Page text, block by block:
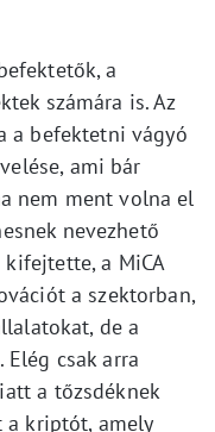
a
számára is. Az
a befektetni vágyó
ami bár
nem ment volna el
nevezhető
a MiCA
a szektorban,
de a
csak arra
a tőzsdéknek
a kriptót, amely